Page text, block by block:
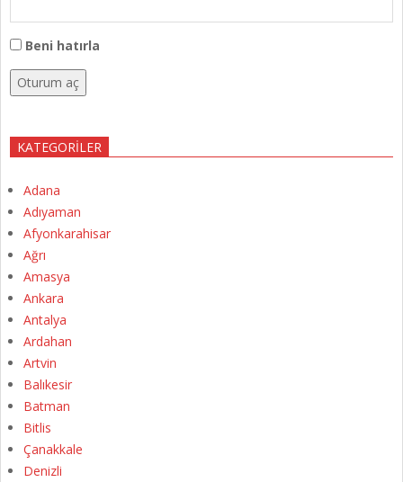
Beni hatırla
Oturum aç
KATEGORILER
Adana
Adıyaman
Afyonkarahisar
Ağrı
Amasya
Ankara
Antalya
Ardahan
Artvin
Balıkesir
Batman
Bitlis
Çanakkale
Denizli